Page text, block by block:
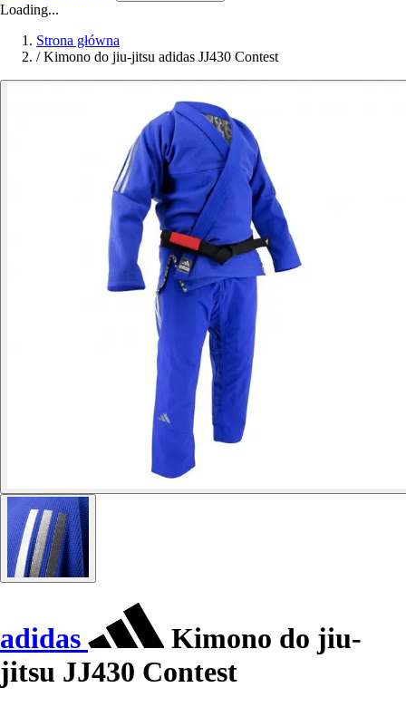
Loading...
Strona główna
/ Kimono do jiu-jitsu adidas JJ430 Contest
adidas
Kimono do jiu-
jitsu JJ430 Contest